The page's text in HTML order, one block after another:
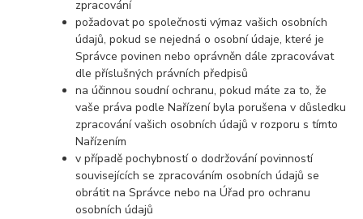
zpracování
požadovat po společnosti výmaz vašich osobních
údajů, pokud se nejedná o osobní údaje, které je
Správce povinen nebo oprávněn dále zpracovávat
dle příslušných právních předpisů
na účinnou soudní ochranu, pokud máte za to, že
vaše práva podle Nařízení byla porušena v důsledku
zpracování vašich osobních údajů v rozporu s tímto
Nařízením
v případě pochybností o dodržování povinností
souvisejících se zpracováním osobních údajů se
obrátit na Správce nebo na Úřad pro ochranu
osobních údajů